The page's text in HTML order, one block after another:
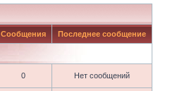
Сообщения Последнее сообщение
0 Нет сообщений